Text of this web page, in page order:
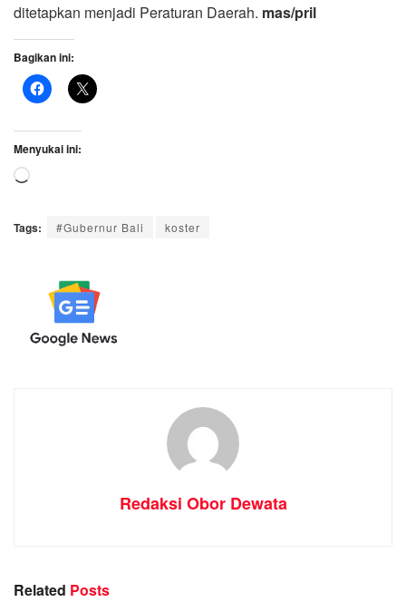
ditetapkan menjadi Peraturan Daerah. mas/pril
Bagikan ini:
Menyukai ini:
Memuat...
Tags: #Gubernur Bali koster
Redaksi Obor Dewata
Related Posts